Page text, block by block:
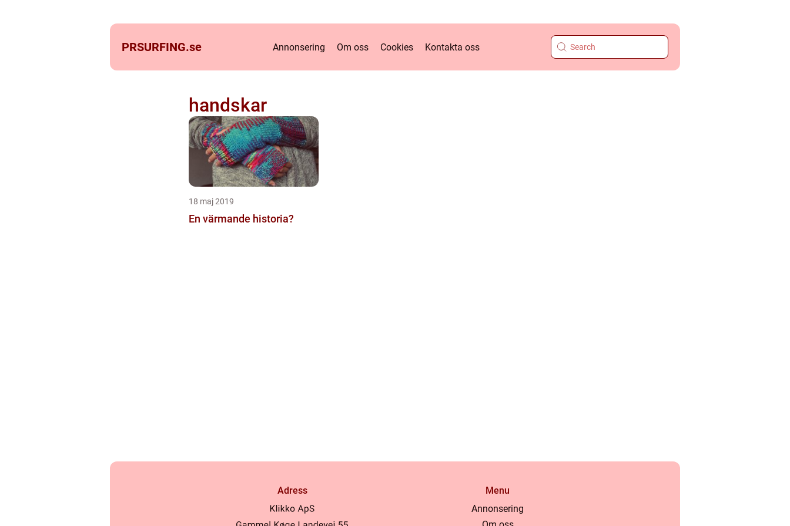
PRSURFING.se Annonsering Om oss Cookies Kontakta oss
handskar
18 maj 2019
En värmande historia?
Adress
Menu
Annonsering